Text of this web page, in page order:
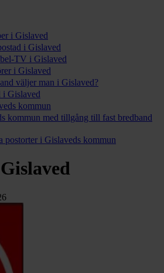
i Gislaved
i Gislaved
TV i Gislaved
i Gislaved
väljer man i Gislaved?
i Gislaved
kommun
kommun med tillgång till fast bredband
postorter i Gislaveds kommun